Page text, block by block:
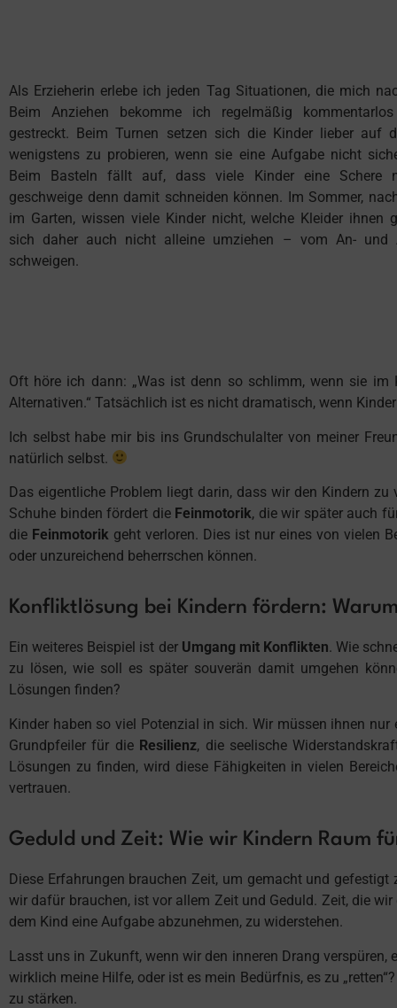
Als Erzieherin erlebe ich jeden Tag Situationen, die mich
Beim Anziehen bekomme ich regelmäßig
gestreckt. Beim Turnen setzen sich die Kinder lieber auf
wenigstens zu probieren, wenn sie eine Aufgabe nicht
Beim Basteln fällt auf, dass viele Kinder eine Schere
geschweige denn damit schneiden können. Im Sommer,
im Garten, wissen viele Kinder nicht, welche Kleider ihnen
sich daher auch nicht alleine umziehen – vom An- und
schweigen.
Oft höre ich dann: „Was ist denn so schlimm, wenn sie im
Alternativen.“ Tatsächlich ist es nicht dramatisch, wenn
Ich selbst habe mir bis ins Grundschulalter von meiner
natürlich selbst.
Das eigentliche Problem liegt darin, dass wir den Kindern
Schuhe binden fördert die Feinmotorik, die wir später auch
die Feinmotorikgeht verloren. Dies ist nur eines von vielen
oder unzureichend beherrschen können.
Konfliktlösung bei Kindern fördern:
Ein weiteres Beispiel ist der Umgang mit Konflikten. Wie
zu lösen, wie soll es später souverän damit umgehen
Lösungen finden?
Kinder haben so viel Potenzial in sich. Wir müssen ihnen
Grundpfeiler für die Resilienz, die seelische
Lösungen zu finden, wird diese Fähigkeiten in vielen
vertrauen.
Geduld und Zeit: Wie wir Kindern Raum
Diese Erfahrungen brauchen Zeit, um gemacht und
wir dafür brauchen, ist vor allem Zeit und Geduld. Zeit, die
dem Kind eine Aufgabe abzunehmen, zu widerstehen.
Lasst uns in Zukunft, wenn wir den inneren Drang
wirklich meine Hilfe, oder ist es mein Bedürfnis, es zu
zu stärken.